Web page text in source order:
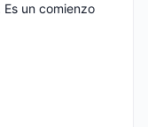
un comienzo